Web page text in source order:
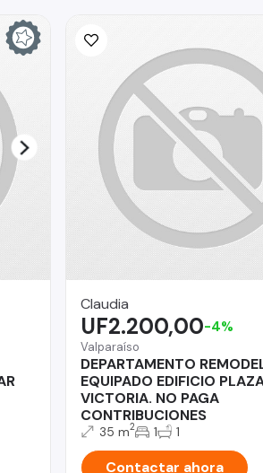
Claudia
Valparaíso
DEPARTAMENTO
EQUIPADO EDIFICIO
VICTORIA. NO PAGA
CONTRIBUCIONES
UF2.200,00-4%
35 m2 1 1
Contactar ahora